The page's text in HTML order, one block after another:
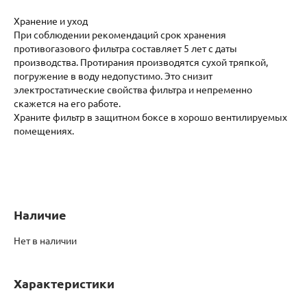
Хранение и уход
При соблюдении рекомендаций срок хранения
противогазового фильтра составляет 5 лет с даты
производства. Протирания производятся сухой тряпкой,
погружение в воду недопустимо. Это снизит
электростатические свойства фильтра и непременно
скажется на его работе.
Храните фильтр в защитном боксе в хорошо вентилируемых
помещениях.
Наличие
Нет в наличии
Характеристики